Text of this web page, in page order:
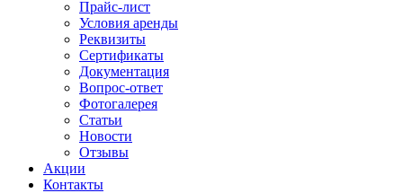
Прайс-лист
Условия аренды
Реквизиты
Сертификаты
Документация
Вопрос-ответ
Фотогалерея
Статьи
Новости
Отзывы
Акции
Контакты